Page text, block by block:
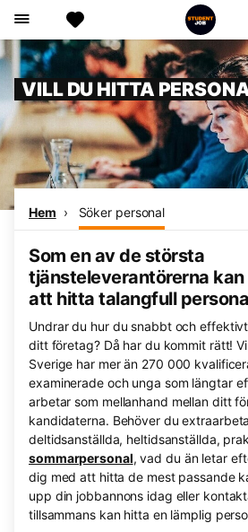
VILL DU HITTA
Hem Söker personal
Som en av de största
tjänsteleverantörerna kan
att hitta talangfull
Undrar du hur du snabbt och
ditt företag? Då har du kommit rätt!
Sverige har mer än 270 000
examinerade och unga som längtar
arbetar som mellanhand mellan ditt
kandidaterna. Behöver du
deltidsanställda, heltidsanställda,
sommarpersonal, vad du än letar
dig med att hitta de mest passande
upp din jobbannons idag eller
tillsammans kan hitta en lämplig